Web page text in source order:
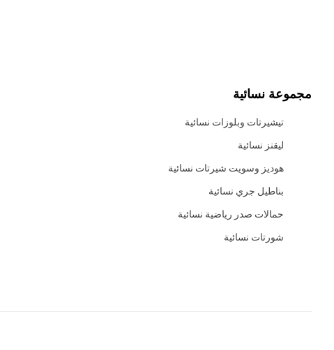
مجموعة نسائية
تيشيرتات وبلوزات نسائية
ليقنز نسائية
هوديز وسويت شيرتات نسائية
بناطيل جري نسائية
حمالات صدر رياضية نسائية
شورتات نسائية